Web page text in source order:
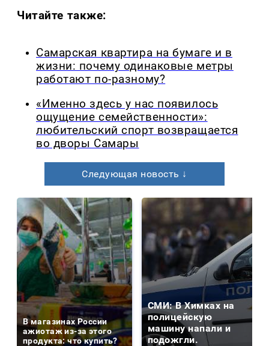
Читайте также:
Самарская квартира на бумаге и в
жизни: почему одинаковые метры
работают по-разному?
«Именно здесь у нас появилось
ощущение семейственности»:
любительский спорт возвращается
во дворы Самары
Следующая новость ↓
В магазинах России
ажиотаж из-за этого
продукта: что купить?
СМИ: В Химках на
полицейскую
машину напали и
подожгли.